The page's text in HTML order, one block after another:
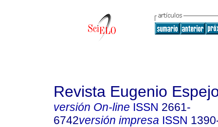
Revista Eugenio
versión On-line ISSN 2661-
6742versión impresa ISSN